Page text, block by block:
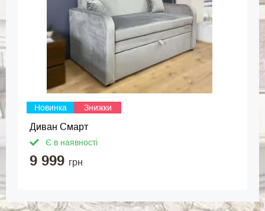
Новинка Знижки
Диван Смарт
Є в наявності
9 999 грн